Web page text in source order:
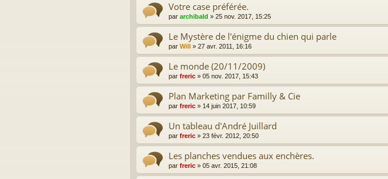
Votre case préférée.
par archibald » 25 nov. 2017, 15:25
Le Mystère de l'énigme du chien qui parle
par Will » 27 avr. 2011, 16:16
Le monde (20/11/2009)
par freric » 05 nov. 2017, 15:43
Plan Marketing par Familly & Cie
par freric » 14 juin 2017, 10:59
Un tableau d'André Juillard
par freric » 23 févr. 2012, 20:50
Les planches vendues aux enchères.
par freric » 05 avr. 2015, 21:08